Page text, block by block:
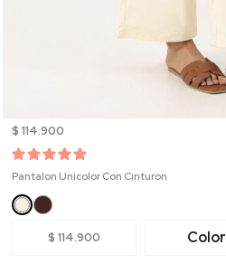
$ 114.900
Pantalon Unicolor Con Cinturon
$ 114.900 Color